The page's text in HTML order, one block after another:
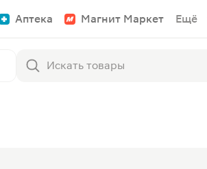
Аптека Магнит Маркет Ещё